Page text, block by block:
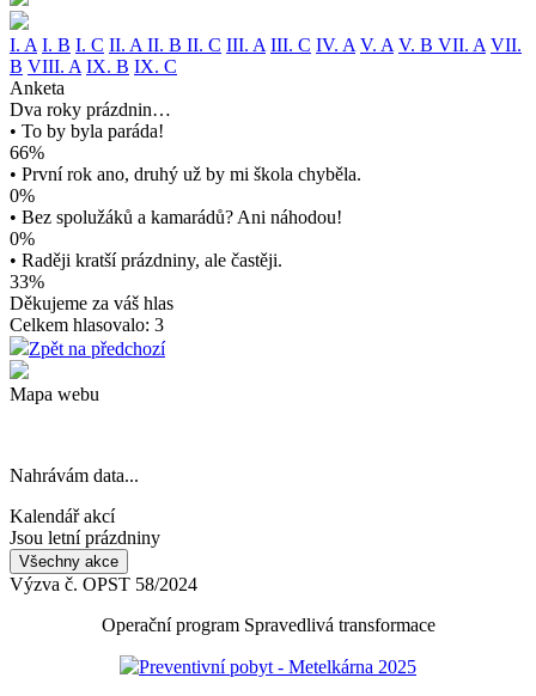
I. A I. B I. C II. A II. B II. C III. A III. C IV. A V. A V. B VII. A VII.
B VIII. A IX. B IX. C
Anketa
Dva roky prázdnin…
• To by byla paráda!
66%
• První rok ano, druhý už by mi škola chyběla.
0%
• Bez spolužáků a kamarádů? Ani náhodou!
0%
• Raději kratší prázdniny, ale častěji.
33%
Děkujeme za váš hlas
Celkem hlasovalo: 3
Zpět na předchozí
Mapa webu
Nahrávám data...
Kalendář akcí
Jsou letní prázdniny
Všechny akce
Výzva č. OPST 58/2024
Operační program Spravedlivá transformace
Preventivní pobyt - Metelkárna 2025